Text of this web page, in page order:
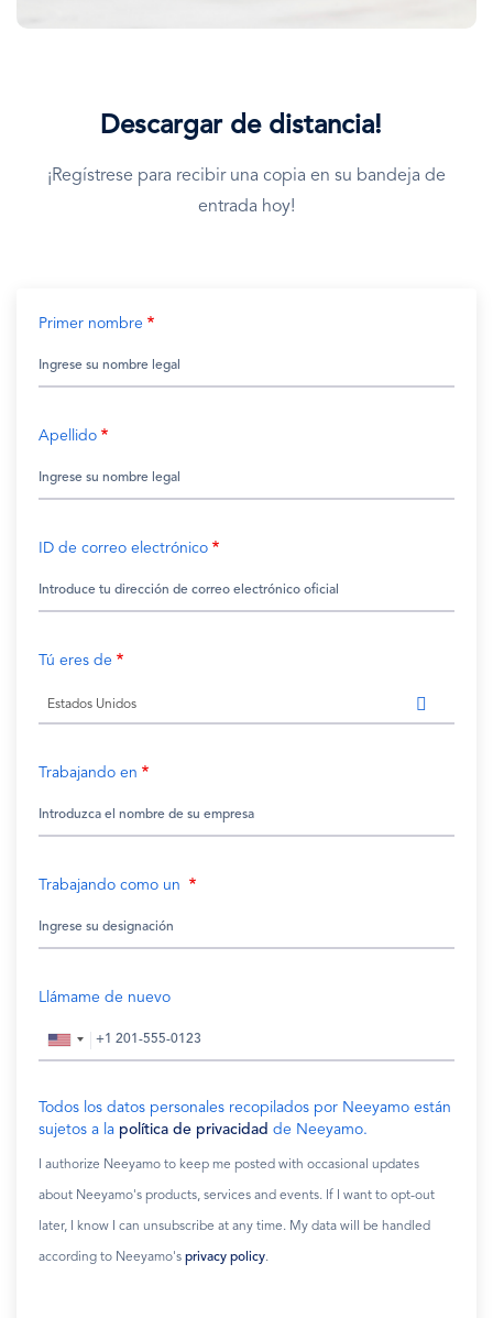
Descargar de distancia!
¡Regístrese para recibir una copia en su bandeja de
entrada hoy!
Primer nombre
Apellido
ID de correo electrónico
Tú eres de
Estados Unidos
Trabajando en
Trabajando como un
Llámame de nuevo
Todos los datos personales recopilados por Neeyamo están
sujetos a la política de privacidad de Neeyamo.
I authorize Neeyamo to keep me posted with occasional updates
about Neeyamo's products, services and events. If I want to opt-out
later, I know I can unsubscribe at any time. My data will be handled
according to Neeyamo's privacy policy.